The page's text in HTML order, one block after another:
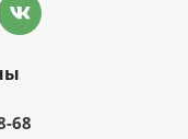
68